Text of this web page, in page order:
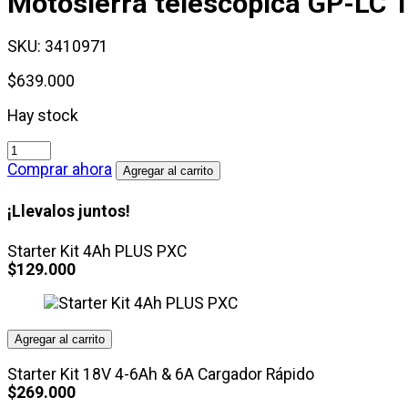
SKU: 3410971
$639.000
Hay stock
Motosierra
telescópica
LC
18/20
T
BL-
cantidad
Comprar ahora Agregar al carrito
¡Llevalos juntos!
Starter Kit 4Ah PLUS PXC
$129.000
Agregar al carrito
Starter Kit 18V 4-6Ah & 6A Cargador Rápido
$269.000